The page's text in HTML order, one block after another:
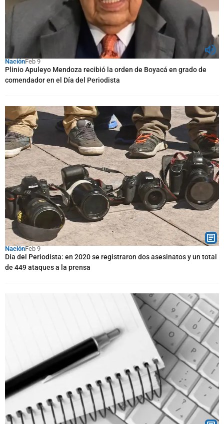
NaciónFeb 9
Plinio Apuleyo Mendoza recibió la orden de Boyacá en grado de
comendador en el Día del Periodista
NaciónFeb 9
Día del Periodista: en 2020 se registraron dos asesinatos y un total
de 449 ataques a la prensa